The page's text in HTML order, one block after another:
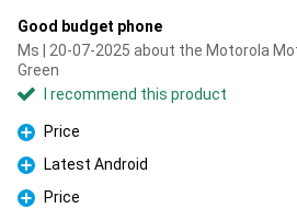
Good budget phone
Ms | 20-07-2025 about the Motorola
Green
I recommend this product
Pro
Price
Pro
Latest Android
Pro
Price